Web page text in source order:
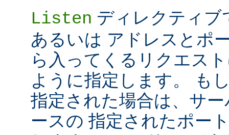
Listen ディレクティブ
あるいは アドレスとポ
ら入ってくるリクエス
ように指定します。 も
指定された場合は、サ
ースの 指定されたポー